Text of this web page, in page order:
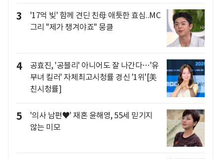
3
'17억 빚' 함께 견딘 친母 애틋한 효심..MC
그리 "제가 챙겨야죠" 뭉클
4
공효진, '공블리' 아니어도 잘 나간다…'유
부녀 킬러' 자체최고시청률 경신 '1위'[美
친시청률]
5
'의사 남편♥' 재혼 윤해영, 55세 믿기지
않는 미모